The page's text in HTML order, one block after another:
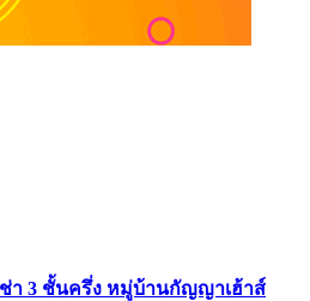
า 3 ชั้นครึ่ง หมู่บ้านกัญญาเฮ้าส์